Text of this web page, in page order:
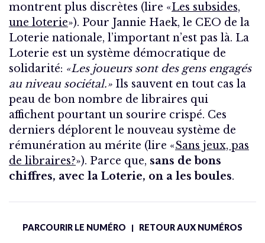
montrent plus discrètes (lire «Les subsides,
une loterie»). Pour Jannie Haek, le CEO de la
Loterie nationale, l’important n’est pas là. La
Loterie est un système démocratique de
solidarité: «Les joueurs sont des gens engagés
au niveau sociétal.» Ils sauvent en tout cas la
peau de bon nombre de libraires qui
affichent pourtant un sourire crispé. Ces
derniers déplorent le nouveau système de
rémunération au mérite (lire «Sans jeux, pas
de libraires?»). Parce que, sans de bons
chiffres, avec la Loterie, on a les boules.
PARCOURIR LE NUMÉRO | RETOUR AUX NUMÉROS